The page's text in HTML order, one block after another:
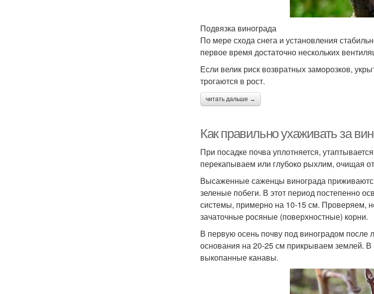
Подвязка винограда
По мере схода снега и установления
первое время достаточно нескольких
Если велик риск возвратных заморозков,
трогаются в рост.
читать дальше →
Как правильно ухаживать за
При посадке почва уплотняется,
перекапываем или глубоко рыхлим, очищая
Высаженные саженцы винограда
зеленые побеги. В этот период постепенно
системы, примерно на 10-15 см. Проверяем,
зачаточные росяные (поверхностные) корни.
В первую осень почву под виноградом
основания на 20-25 см прикрываем землей.
выкопанные канавы.